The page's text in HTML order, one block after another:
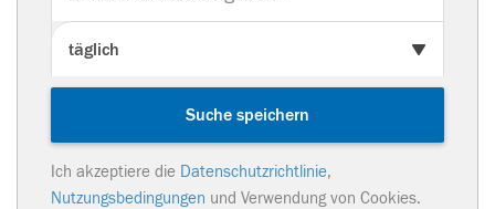
Suche speichern
Ich akzeptiere die Datenschutzrichtlinie,
Nutzungsbedingungen und Verwendung von Cookies.